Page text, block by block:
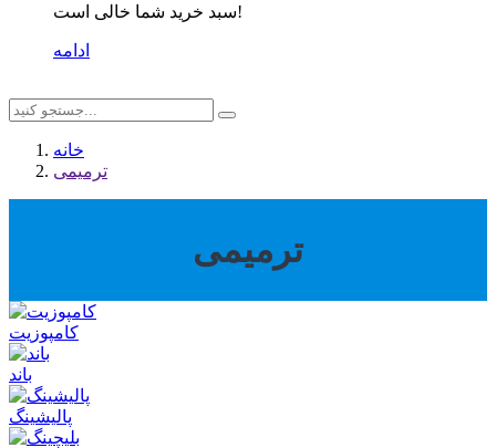
سبد خرید شما خالی است!
ادامه
خانه
ترمیمی
ترمیمی
کامپوزیت
باند
پالیشینگ